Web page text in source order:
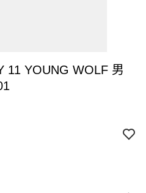
11 YOUNG WOLF 男